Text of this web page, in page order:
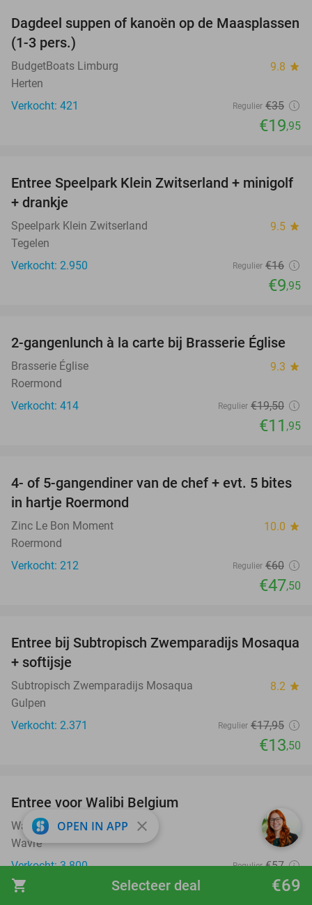
shopping_cart €69
Selecteer deal
43%
Dagdeel suppen of kanoën op de Maasplassen
(1-3 pers.)
BudgetBoats Limburg 9.8 star
Herten
Verkocht: 421
Regulier €35
€19,95
38%
Entree Speelpark Klein Zwitserland + minigolf
+ drankje
Speelpark Klein Zwitserland 9.5 star
Tegelen
Verkocht: 2.950
Regulier €16
€9,95
39%
2-gangenlunch à la carte bij Brasserie Église
Brasserie Église 9.3 star
Roermond
Verkocht: 414
Regulier €19,50
€11 ,95
21%
4- of 5-gangendiner van de chef + evt. 5 bites
in hartje Roermond
Zinc Le Bon Moment 10.0 star
Roermond
Verkocht: 212
Regulier €60
€47,50
25%
Entree bij Subtropisch Zwemparadijs Mosaqua
+ softijsje
Subtropisch Zwemparadijs Mosaqua 8.2 star
Gulpen
Verkocht: 2.371
Regulier €17,95
€13,50
35%
Entree voor Walibi Belgium
Walibi Belgium 9.4star
Wavre
Verkocht: 3.800
Regulier €57
€37
OPEN IN APP close